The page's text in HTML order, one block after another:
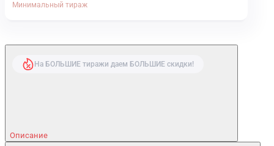
Минимальный тираж
На БОЛЬШИЕ тиражи даем БОЛЬШИЕ скидки!
Описание